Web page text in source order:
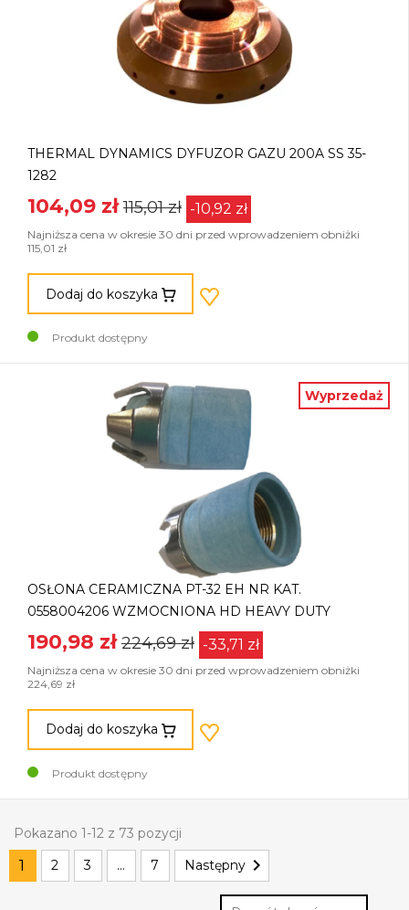
THERMAL DYNAMICS DYFUZOR GAZU 200A SS 35-
1282
104,09 zł 115,01 zł -10,92 zł
Najniższa cena w okresie 30 dni przed wprowadzeniem obniżki
115,01 zł
Dodaj do koszyka
Produkt dostępny
Wyprzedaż
OSŁONA CERAMICZNA PT-32 EH NR KAT.
0558004206 WZMOCNIONA HD HEAVY DUTY
190,98 zł 224,69 zł -33,71 zł
Najniższa cena w okresie 30 dni przed wprowadzeniem obniżki
224,69 zł
Dodaj do koszyka
Produkt dostępny
Pokazano 1-12 z 73 pozycji
1 2 3 … 7 Następny 